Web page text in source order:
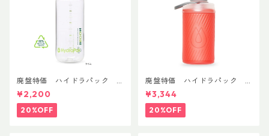
廃盤特価 ハイドラパック
リーコン ツイスト＆シップ 50
0ml
¥2,200
20%OFF
廃盤特価 ハイドラパック
フラックス 750ml
¥3,344
20%OFF